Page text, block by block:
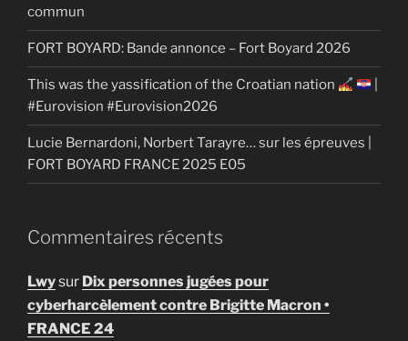
commun
FORT BOYARD: Bande annonce – Fort Boyard 2026
This was the yassification of the Croatian nation
#Eurovision #Eurovision2026
Lucie Bernardoni, Norbert Tarayre… sur les épreuves |
FORT BOYARD FRANCE 2025 E05
Commentaires récents
Lwysur Dix personnes jugées pour
cyberharcèlement contre Brigitte Macron •
FRANCE 24